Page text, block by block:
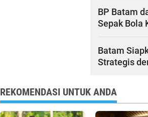
BP Batam
Sepak Bola
Batam
Strategis
REKOMENDASI UNTUK ANDA